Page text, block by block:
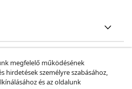
megfelelő működésének
hirdetések személyre szabásához,
és az oldalunk